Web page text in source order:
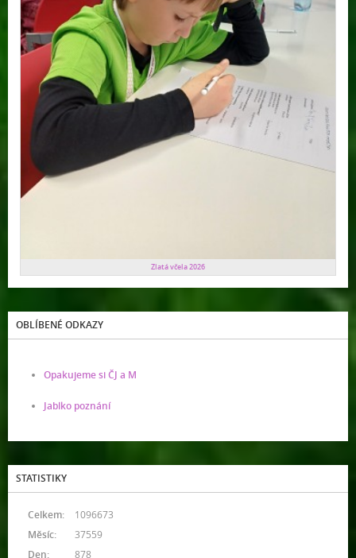
Zlatá včela 2026
OBLÍBENÉ ODKAZY
Opakujeme si ČJ a M
Jablko poznání
STATISTIKY
Celkem:
1096673
Měsíc:
37559
Den:
878